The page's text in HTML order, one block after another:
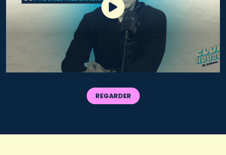
REGARDER